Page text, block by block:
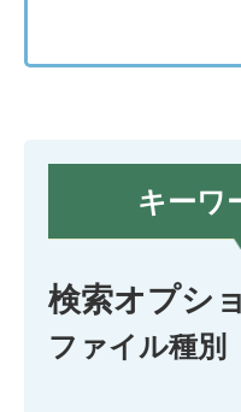
キーワ
検索オプシ
ファイル種別